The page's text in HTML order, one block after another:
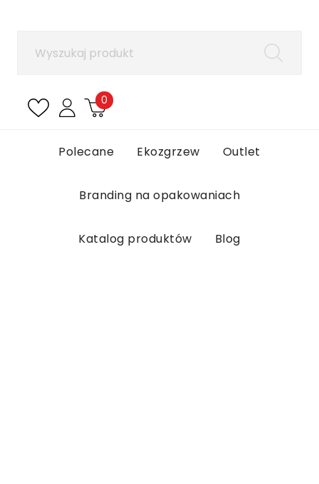
0
Polecane Ekozgrzew Outlet
Branding na opakowaniach
Katalog produktów Blog
Aby zapisać produkty na liście ulubionych, musisz
Anuluj Zaloguj się